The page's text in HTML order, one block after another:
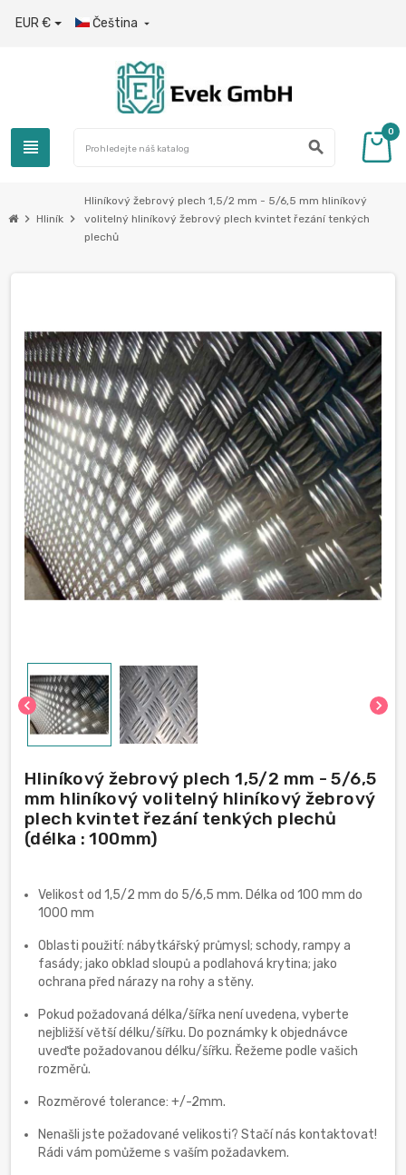
EUR € Čeština 
view_headline search
0
chevron_right Hliník chevron_right
Hliníkový žebrový plech 1,5/2 mm - 5/6,5 mm hliníkový
volitelný hliníkový žebrový plech kvintet řezání tenkých
plechů
chevron_left chevron_right
Hliníkový žebrový plech 1,5/2 mm - 5/6,5
mm hliníkový volitelný hliníkový žebrový
plech kvintet řezání tenkých plechů
(délka : 100mm)
Velikost od 1,5/2 mm do 5/6,5 mm. Délka od 100 mm do
1000 mm
Oblasti použití: nábytkářský průmysl; schody, rampy a
fasády; jako obklad sloupů a podlahová krytina; jako
ochrana před nárazy na rohy a stěny.
Pokud požadovaná délka/šířka není uvedena, vyberte
nejbližší větší délku/šířku. Do poznámky k objednávce
uveďte požadovanou délku/šířku. Řežeme podle vašich
rozměrů.
Rozměrové tolerance: +/-2mm.
Nenašli jste požadované velikosti? Stačí nás kontaktovat!
Rádi vám pomůžeme s vaším požadavkem.